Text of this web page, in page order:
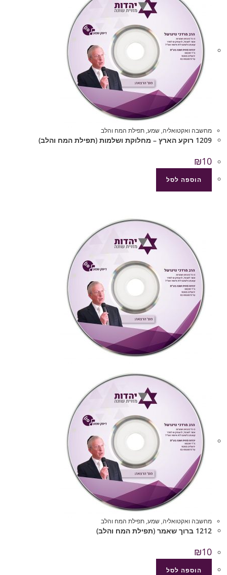
מחשבה ואקטואליה, שמע, תפילת המח והלב
1209 רוקע הארץ – מחלוקת ושלמות (תפילת המח והלב)
₪10
הוספה לסל
מחשבה ואקטואליה, שמע, תפילת המח והלב
1212 ברוך שאמר (תפילת המח והלב)
₪10
הוספה לסל